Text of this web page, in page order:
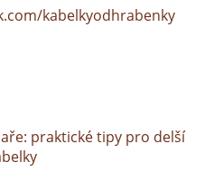
kabelkyodhrabenky
praktické tipy pro delší